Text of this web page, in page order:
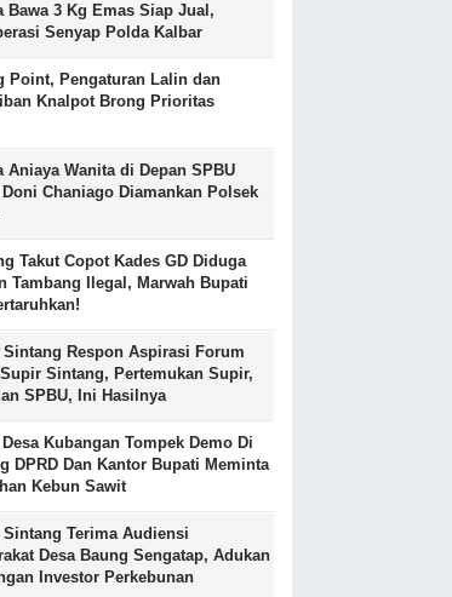
Bawa 3 Kg Emas Siap Jual,
Senyap Polda Kalbar
Point, Pengaturan Lalin dan
Knalpot Brong Prioritas
Aniaya Wanita di Depan SPBU
Doni Chaniago Diamankan Polsek
Takut Copot Kades GD Diduga
Tambang Ilegal, Marwah Bupati
Sintang Respon Aspirasi Forum
Supir Sintang, Pertemukan Supir,
SPBU, Ini Hasilnya
Kubangan Tompek Demo Di
DPRD Dan Kantor Bupati Meminta
Kebun Sawit
Sintang Terima Audiensi
Desa Baung Sengatap, Adukan
Investor Perkebunan